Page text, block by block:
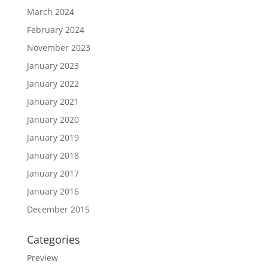
March 2024
February 2024
November 2023
January 2023
January 2022
January 2021
January 2020
January 2019
January 2018
January 2017
January 2016
December 2015
Categories
Preview